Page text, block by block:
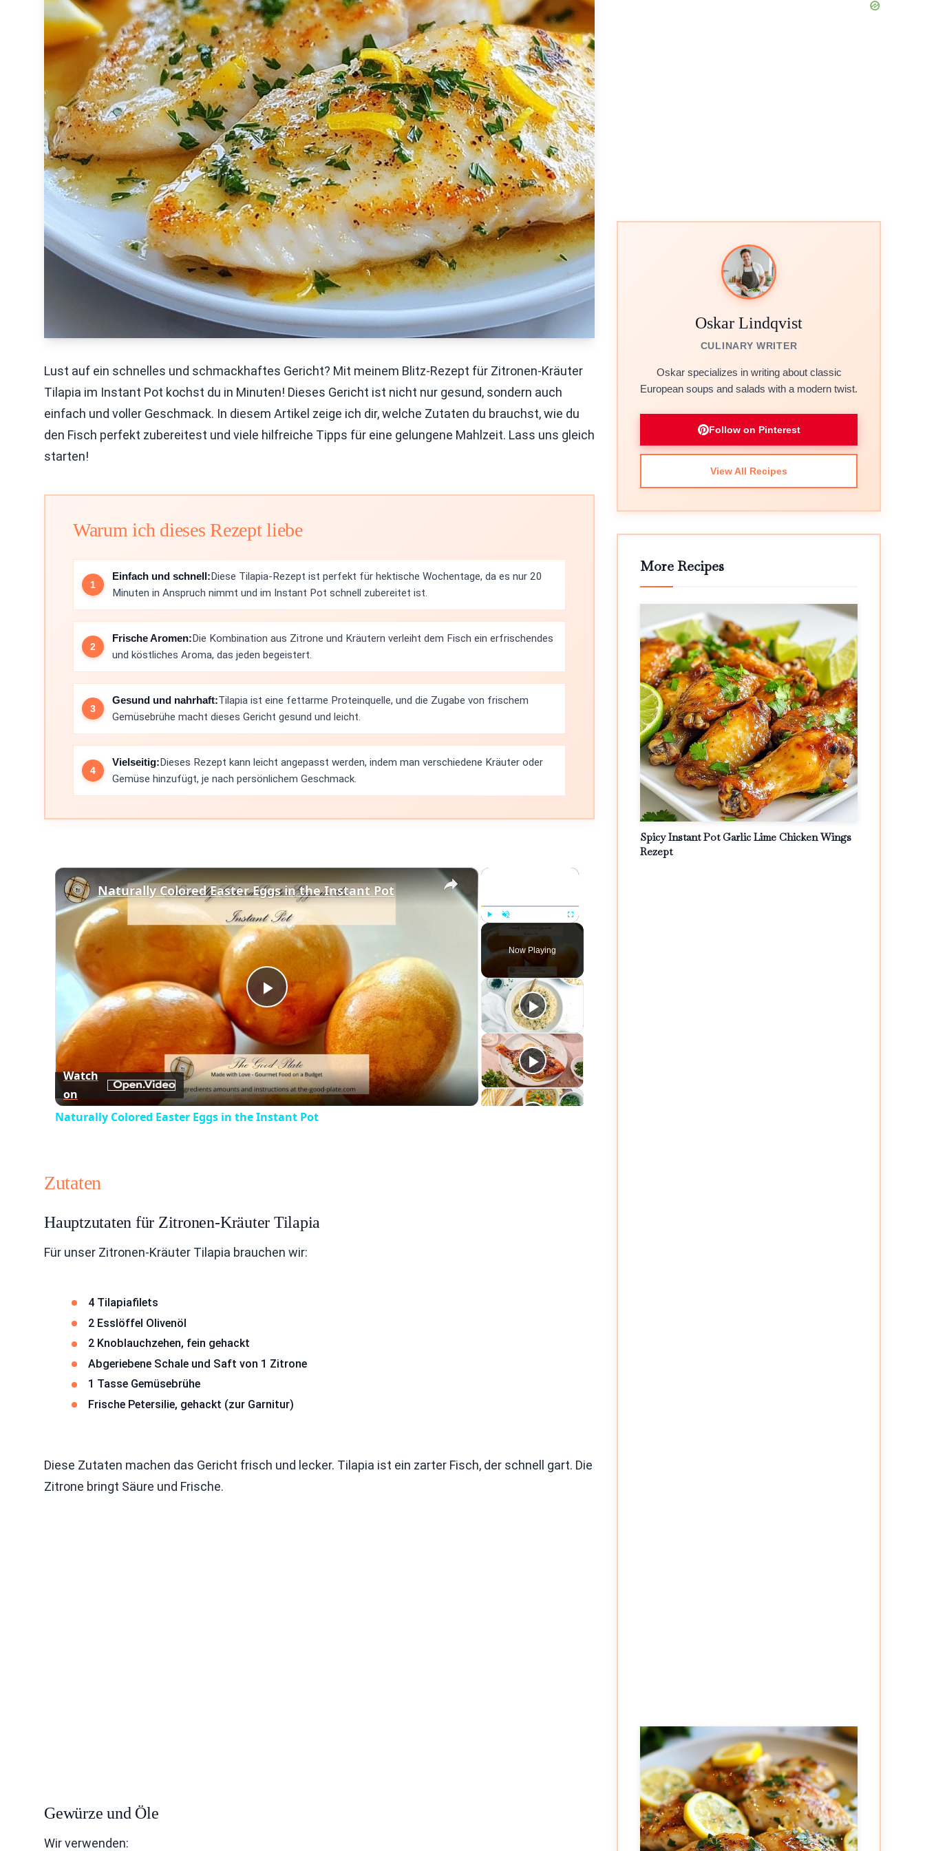
Lust auf ein schnelles und schmackhaftes Gericht? Mit meinem Blitz-Rezept für Zitronen-Kräuter
Tilapia im Instant Pot kochst du in Minuten! Dieses Gericht ist nicht nur gesund, sondern auch
einfach und voller Geschmack. In diesem Artikel zeige ich dir, welche Zutaten du brauchst, wie du
den Fisch perfekt zubereitest und viele hilfreiche Tipps für eine gelungene Mahlzeit. Lass uns gleich
starten!
Warum ich dieses Rezept liebe
Einfach und schnell:Diese Tilapia-Rezept ist perfekt für hektische Wochentage, da es nur 20
Minuten in Anspruch nimmt und im Instant Pot schnell zubereitet ist.
Frische Aromen:Die Kombination aus Zitrone und Kräutern verleiht dem Fisch ein erfrischendes
und köstliches Aroma, das jeden begeistert.
Gesund und nahrhaft:Tilapia ist eine fettarme Proteinquelle, und die Zugabe von frischem
Gemüsebrühe macht dieses Gericht gesund und leicht.
Vielseitig:Dieses Rezept kann leicht angepasst werden, indem man verschiedene Kräuter oder
Gemüse hinzufügt, je nach persönlichem Geschmack.
×
Fullscreen
Now Playing
×
Play
Video
Naturally Colored Easter Eggs in the Instant Pot
Watch
on
Naturally Colored Easter Eggs in the Instant Pot
Zutaten
Hauptzutaten für Zitronen-Kräuter Tilapia
Für unser Zitronen-Kräuter Tilapia brauchen wir:
4 Tilapiafilets
2 Esslöffel Olivenöl
2 Knoblauchzehen, fein gehackt
Abgeriebene Schale und Saft von 1 Zitrone
1 Tasse Gemüsebrühe
Frische Petersilie, gehackt (zur Garnitur)
Diese Zutaten machen das Gericht frisch und lecker. Tilapia ist ein zarter Fisch, der schnell gart. Die
Zitrone bringt Säure und Frische.
Gewürze und Öle
Wir verwenden:
Oskar Lindqvist
CULINARY WRITER
Oskar specializes in writing about classic
European soups and salads with a modern twist.
Follow on Pinterest
View All Recipes
More Recipes
Spicy Instant Pot Garlic Lime Chicken Wings
Rezept